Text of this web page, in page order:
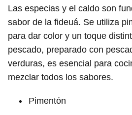
Las especias y el caldo son
sabor de la fideuá. Se utiliza
para dar color y un toque
pescado, preparado con
verduras, es esencial para
mezclar todos los sabores.
Pimentón